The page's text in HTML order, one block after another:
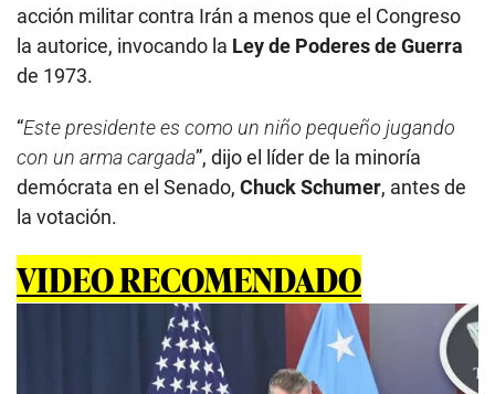
acción militar contra Irán a menos que el Congreso
la autorice, invocando la Ley de Poderes de Guerra
de 1973.
“Este presidente es como un niño pequeño jugando
con un arma cargada”, dijo el líder de la minoría
demócrata en el Senado, Chuck Schumer, antes de
la votación.
VIDEO RECOMENDADO